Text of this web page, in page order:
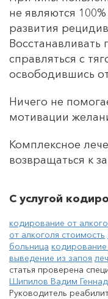
не являются
развития
справляться с
освободившись
Ничего не
мотивации
Комплексное
возвращаться к
С услугой
кодирование от
от алкоголя стоимость
больница
выведение из запоя
статья проверена
Шипилов Вадим
Руководитель